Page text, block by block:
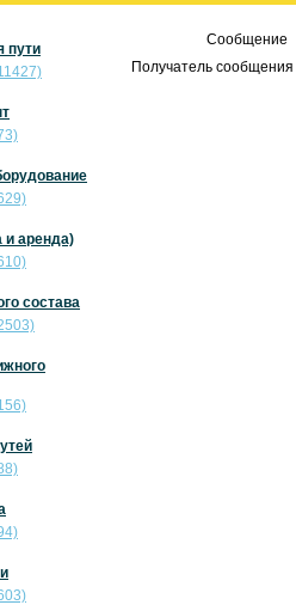
Сообщение
Получатель сообщения
пути
и аренда)
состава